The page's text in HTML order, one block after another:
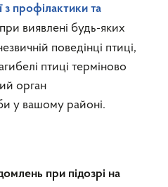
з профілактики та
виявлені будь-яких
поведінці птиці,
птиці терміново
орган
у вашому районі.
при підозрі на